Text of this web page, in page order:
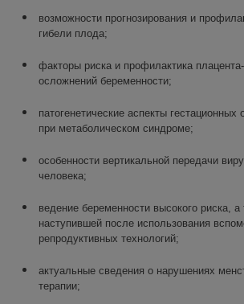
возможности прогнозирования и
гибели плода;
факторы риска и профилактика
осложнений беременности;
патогенетические аспекты гестационных
при метаболическом синдроме;
особенности вертикальной передачи
человека;
ведение беременности высокого риска,
наступившей после использования
репродуктивных технологий;
актуальные сведения о нарушениях
терапии;